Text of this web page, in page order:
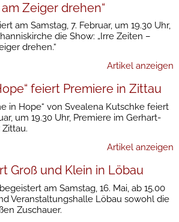
Zeiger drehen“
am Samstag, 7. Februar, um 19.30 Uhr,
die Show: „Irre Zeiten –
drehen.“
Artikel anzeigen
feiert Premiere in Zittau
in Hope“ von Svealena Kutschke feiert
um 19.30 Uhr, Premiere im Gerhart-
Artikel anzeigen
Groß und Klein in Löbau
am Samstag, 16. Mai, ab 15.00
Veranstaltungshalle Löbau sowohl die
Zuschauer.